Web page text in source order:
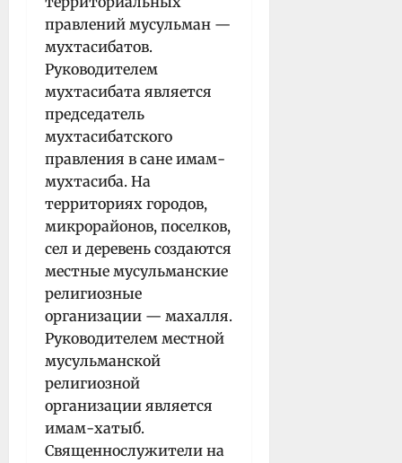
правлений мусульман —
мухтасибатов.
Руководителем
мухтасибата является
председатель
мухтасибатского
правления в сане имам-
мухтасиба. На
территориях городов,
микрорайонов, поселков,
сел и деревень создаются
местные мусульманские
религиозные
организации — махалля.
Руководителем местной
мусульманской
религиозной
организации является
имам-хатыб.
Священнослужители на